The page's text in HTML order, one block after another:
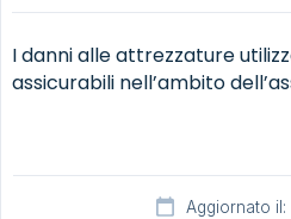
I danni alle attrezzature
assicurabili nell’ambito
Aggiornato